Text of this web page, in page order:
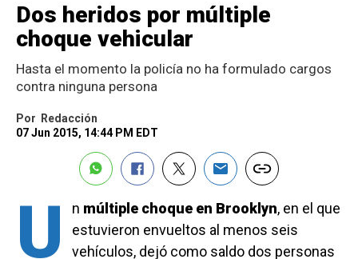
Dos heridos por múltiple
choque vehicular
Hasta el momento la policía no ha formulado cargos
contra ninguna persona
Por
Redacción
07 Jun 2015, 14:44 PM EDT
U n múltiple choque en Brooklyn, en el que
estuvieron envueltos al menos seis
vehículos, dejó como saldo dos personas